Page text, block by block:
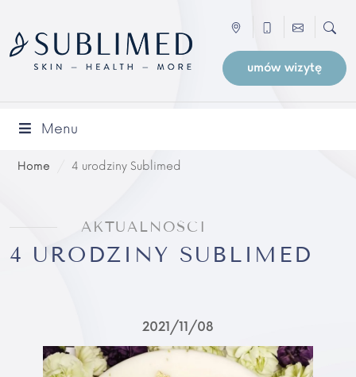
umów wizytę
Menu
Home 4 urodziny Sublimed
AKTUALNOŚCI
4 URODZINY SUBLIMED
2021 11 08